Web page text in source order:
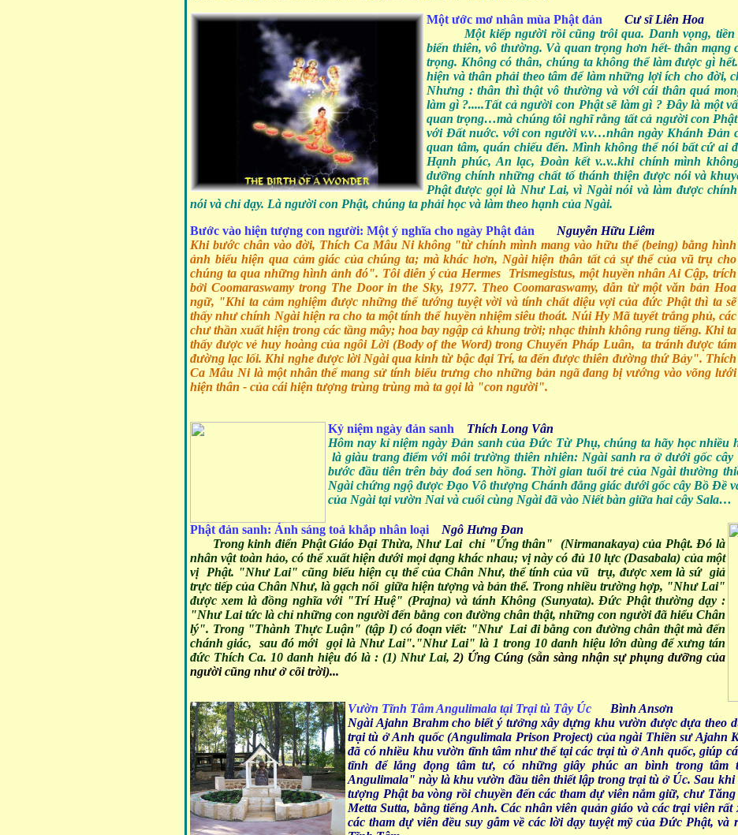
Một ước mơ nhân mùa Phật đản Cư sĩ Liên Hoa
Một kiếp người rồi cũng trôi qua. Danh vọng,
biến thiên, vô thường. Và quan trọng hơn hết- thân mạng
trọng. Không có thân, chúng ta không thể làm được gì
hiện và thân phải theo tâm để làm những lợi ích cho đời,
Nhưng : thân thì thật vô thường và với cái thân quá
làm gì ?.....Tất cả người con Phật sẽ làm gì ? Đây là một
quan trọng…mà chúng tôi nghĩ rằng tất cả người con
với Đất nuớc. với con người v.v…nhân ngày Khánh Đản
quan tâm, quán chiếu đến. Mình không thể nói bất cứ ai
Hạnh phúc, An lạc, Đoàn kết v..v..khi chính mình
dưỡng chính những chất tố thánh thiện được nói và
Phật được gọi là Như Lai, vì Ngài nói và làm được
nói và chỉ dạy. Là người con Phật, chúng ta phải học và làm theo hạnh của Ngài.
Bước vào hiện tượng con người: Một ý nghĩa cho ngày Phật đản
Nguyễn Hữu Liêm
Khi bước chân vào đời, Thích Ca Mâu Ni không "từ chính mình mang vào hữu thể (being) bằng hình
ảnh biểu hiện qua cảm giác của chúng ta; mà khác hơn, Ngài hiện thân tất cả sự thể của vũ trụ cho
chúng ta qua những hình ảnh đó". Tôi diễn ý của Hermes Trismegistus, một huyền nhân Ai Cập, trích
bởi Coomaraswamy trong The Door in the Sky, 1977. Theo Coomaraswamy, dẫn từ một văn bản Hoa
ngữ, "Khi ta cảm nghiệm được những thể tướng tuyệt vời và tính chất diệu vợi của đức Phật thì ta sẽ
thấy như chính Ngài hiện ra cho ta một tính thể huyền nhiệm siêu thoát. Núi Hy Mã tuyết trắng phủ, các
chư thần xuất hiện trong các tầng mây; hoa bay ngập cả khung trời; nhạc thinh không rung tiếng. Khi ta
thấy được vẻ huy hoàng của ngôi Lời (Body of the Word) trong Chuyển Pháp Luân, ta tránh được tám
đường lạc lối. Khi nghe được lời Ngài qua kinh từ bậc đại Trí, ta đến được thiên đường thứ Bảy". Thích
Ca Mâu Ni là một nhân thể mang sử tính biểu trưng cho những bản ngã đang bị vướng vào võng lưới
hiện thân - của cái hiện tượng trùng trùng mà ta gọi là "con người".
Kỷ niệm ngày đản sanh Thích Long Vân
Hôm nay kỉ niệm ngày Đản sanh của Đức Từ Phụ, chúng ta hãy học nhiều
là giàu trang điểm với môi trường thiên nhiên: Ngài sanh ra ở dưới gốc
bước đầu tiên trên bảy đoá sen hồng. Thời gian tuổi trẻ của Ngài thường
Ngài chứng ngộ được Đạo Vô thượng Chánh đẳng giác dưới gốc cây Bồ Đề
của Ngài tại vườn Nai và cuối cùng Ngài đã vào Niết bàn giữa hai cây Sala…
Phật đản sanh: Ánh sáng toả khắp nhân loại Ngô Hưng Đan
Trong kinh điển Phật Giáo Đại Thừa, Như Lai chỉ "Ứng thân" (Nirmanakaya) của Phật. Đó là
nhân vật toàn hảo, có thể xuất hiện dưới mọi dạng khác nhau; vị này có đủ 10 lực (Dasabala) của một
vị Phật. "Như Lai" cũng biểu hiện cụ thể của Chân Như, thể tính của vũ trụ, được xem là sứ giả
trực tiếp của Chân Như, là gạch nối giữa hiện tượng và bản thể. Trong nhiều trường hợp, "Như Lai"
được xem là đồng nghĩa với "Trí Huệ" (Prajna) và tánh Không (Sunyata). Đức Phật thường dạy :
"Như Lai tức là chỉ những con người đến bằng con đường chân thật, những con người đã hiểu Chân
lý". Trong "Thành Thực Luận" (tập I) có đoạn viết: "Như Lai đi bằng con đường chân thật mà đến
chánh giác, sau đó mới gọi là Như Lai"."Như Lai" là 1 trong 10 danh hiệu lớn dùng để xưng tán
đức Thích Ca. 10 danh hiệu đó là : (1) Như Lai, 2) Ứng Cúng (sẵn sàng nhận sự phụng dưỡng của
người cũng như ở cõi trời)...
Vườn Tĩnh Tâm Angulimala tại Trại tù Tây Úc
Bình Ansơn
Ngài Ajahn Brahm cho biết ý tưởng xây dựng khu vườn được dựa theo
trại tù ở Anh quốc (Angulimala Prison Project) của ngài Thiền sư Ajahn
đã có nhiều khu vườn tĩnh tâm như thế tại các trại tù ở Anh quốc, giúp
tĩnh để lắng đọng tâm tư, có những giây phúc an bình trong
Angulimala" này là khu vườn đầu tiên thiết lập trong trại tù ở Úc. Sau
tượng Phật ba vòng rồi chuyền đến các tham dự viên nắm giữ, chư
Metta Sutta, bằng tiếng Anh. Các nhân viên quản giáo và các trại viên rất
các tham dự viên đều suy gẫm về các lời dạy tuyệt mỹ của Đức Phật,